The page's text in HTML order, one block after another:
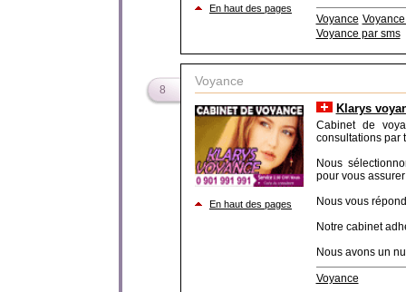
En haut des pages
Voyance
Voyance par sms
8
Voyance
En haut des pages
Klarys
Cabinet de
consultations par
Nous
pour vous
Nous vous
Notre cabinet
Nous avons un
Voyance